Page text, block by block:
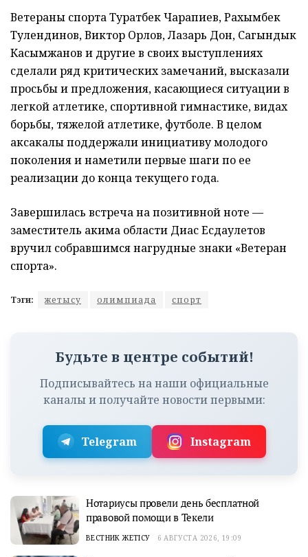
Ветераны спорта Туратбек Чарапиев, Рахымбек
Тулендинов, Виктор Орлов, Лазарь Дон, Сагындык
Касымжанов и другие в своих выступлениях
сделали ряд критических замечаний, высказали
просьбы и предложения, касающиеся ситуации в
легкой атлетике, спортивной гимнастике, видах
борьбы, тяжелой атлетике, футболе. В целом
аксакалы поддержали инициативу молодого
поколения и наметили первые шаги по ее
реализации до конца текущего года.
Завершилась встреча на позитивной ноте —
заместитель акима области Диас Есдаулетов
вручил собравшимся нагрудные знаки «Ветеран
спорта».
Тэги: жетысу олимпиада спорт
Будьте в центре событий!
Подписывайтесь на наши официальные
каналы и получайте новости первыми:
Telegram Instagram
Нотариусы провели день бесплатной
правовой помощи в Текели
ВЕСТНИК ЖЕТІСУ 6 АВГУСТА 2026, 19:09